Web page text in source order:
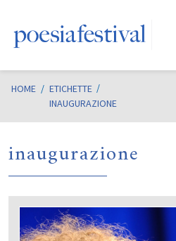
HOME / ETICHETTE
INAUGURAZIONE
inaugurazione